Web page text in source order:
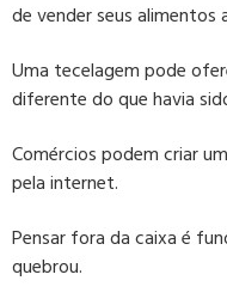
de vender seus alimentos
Uma tecelagem pode
diferente do que havia
Comércios podem criar
pela internet.
Pensar fora da caixa é
quebrou.